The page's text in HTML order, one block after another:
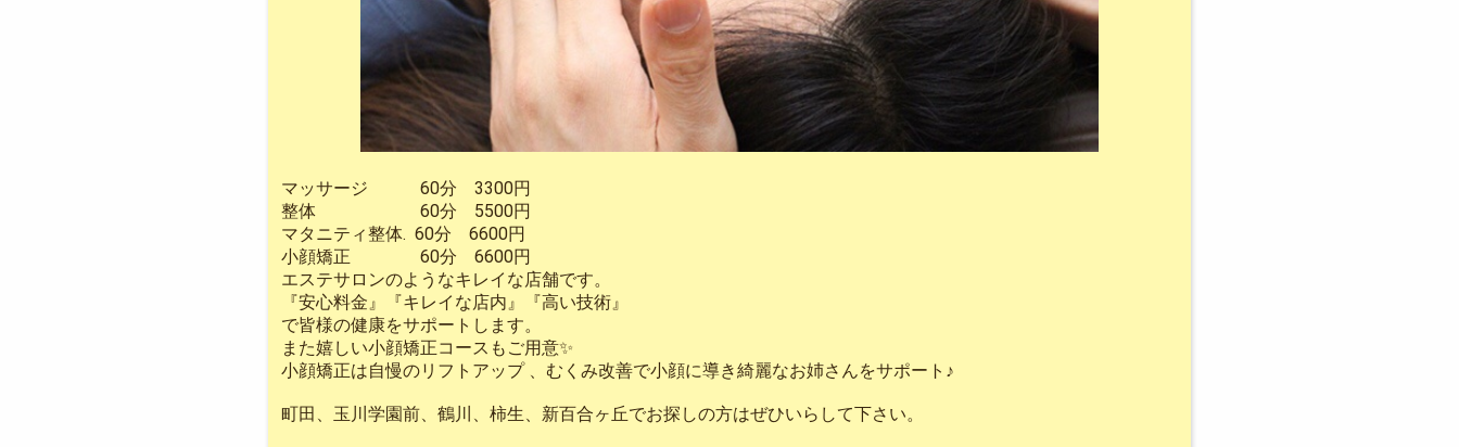
マッサージ 60分 3300円
整体 60分 5500円
マタニティ整体. 60分 6600円
小顔矯正 60分 6600円
エステサロンのようなキレイな店舗です。
『安心料金』『キレイな店内』『高い技術』
で皆様の健康をサポートします。
また嬉しい小顔矯正コースもご用意✨
小顔矯正は自慢のリフトアップ 、むくみ改善で小顔に導き綺麗なお姉さんをサポート♪
町田、玉川学園前、鶴川、柿生、新百合ヶ丘でお探しの方はぜひいらして下さい。